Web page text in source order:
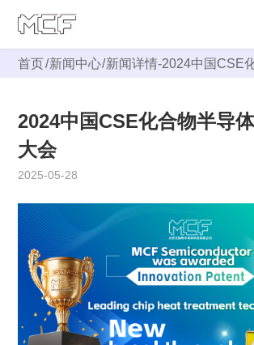
首页/新闻中心/新闻详情-2024中国CSE
2024中国CSE化合物半导
大会
2025-05-28